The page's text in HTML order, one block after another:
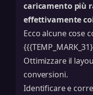
caricamento più
effettivamente
Ecco alcune cose
Ottimizzare il
conversioni.
Identificare e